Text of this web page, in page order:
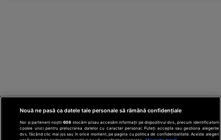
Nouă ne pasă ca datele tale personale să rămână confidențiale
Noi și partenerii noștri606 stocăm și/sau accesăm informații pe dispozitivul dvs., precum identificatorii
cookie unici pentru prelucrarea datelor cu caracter personal. Puteți accepta sau gestiona alegerile
dvs. făcând clic mai jos sau în orice moment, pe pagina cu politica de confidențialitate. Aceste alegeri